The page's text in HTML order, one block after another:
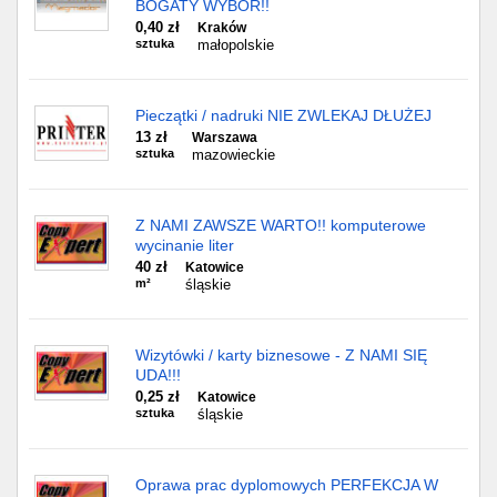
BOGATY WYBÓR!!
0,40 zł
sztuka
Kraków
małopolskie
Pieczątki / nadruki NIE ZWLEKAJ DŁUŻEJ
13 zł
sztuka
Warszawa
mazowieckie
Z NAMI ZAWSZE WARTO!! komputerowe
wycinanie liter
40 zł
m²
Katowice
śląskie
Wizytówki / karty biznesowe - Z NAMI SIĘ
UDA!!!
0,25 zł
sztuka
Katowice
śląskie
Oprawa prac dyplomowych PERFEKCJA W